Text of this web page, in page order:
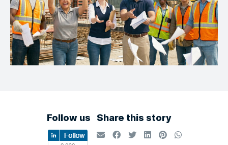
Follow us Share this story